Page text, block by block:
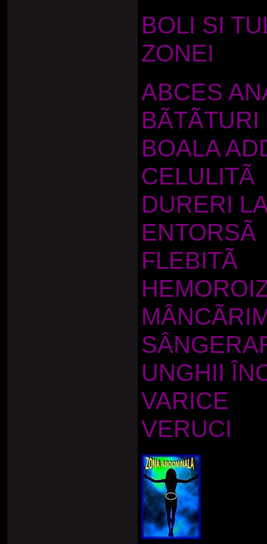
BOLI SI
ZONEI
ABCES
BÃTÃTURI
BOALA
CELULITÃ
DURERI
ENTORSÃ
FLEBITÃ
UNGHII
VARICE
VERUCI